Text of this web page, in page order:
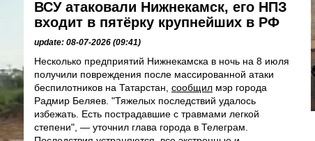
ВСУ атаковали Нижнекамск, его НПЗ
входит в пятёрку крупнейших в РФ
update: 08-07-2026 (09:41)
Несколько предприятий Нижнекамска в ночь на 8 июля
получили повреждения после массированной атаки
беспилотников на Татарстан, сообщил мэр города
Радмир Беляев. "Тяжелых последствий удалось
избежать. Есть пострадавшие с травмами легкой
степени", — уточнил глава города в Телеграм.